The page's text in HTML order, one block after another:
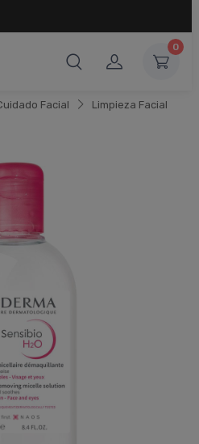
0
Facial
Limpieza Facial